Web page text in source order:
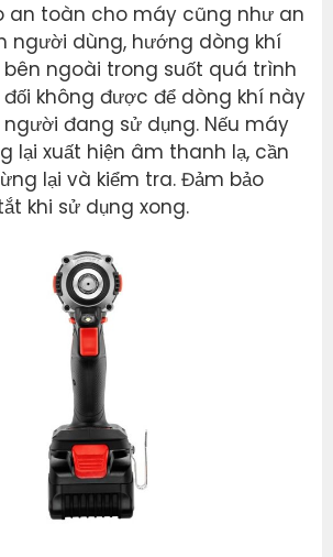
an toàn cho máy cũng như an
người dùng, hướng dòng khí
bên ngoài trong suốt quá trình
đối không được để dòng khí này
đang sử dụng. Nếu máy
lại xuất hiện âm thanh lạ, cần
lại và kiểm tra. Đảm bảo
khi sử dụng xong.